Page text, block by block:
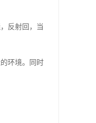
反射回，当
环境。同时